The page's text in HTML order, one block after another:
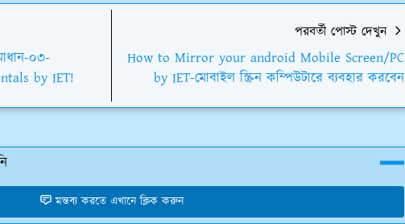
০৩-
by IET!
পরবর্তী পোস্ট দেখুন
How to Mirror your android Mobile Screen/PC
by IET-মোবাইল স্ক্রিন কম্পিউটারে ব্যবহার করবেন
মন্তব্য করতে এখানে ক্লিক করুন